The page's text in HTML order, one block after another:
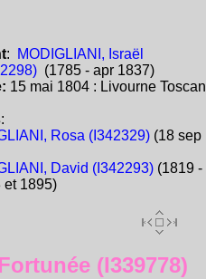
:
MODIGLIANI, Israël
(1785 - apr 1837)
15 mai 1804 : Livourne
:
Rosa (I342329)(18 sep
David (I342293)(1819 -
et 1895)
(I339778)